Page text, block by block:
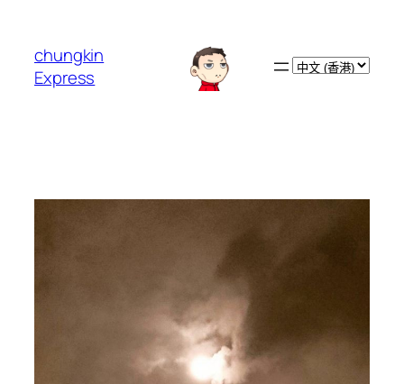
chungkin
Express
Choose